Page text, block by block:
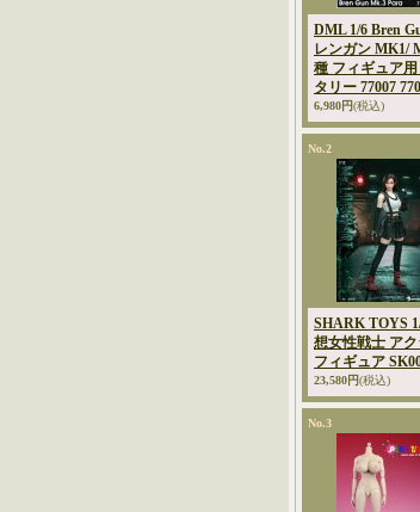
DML 1/6 Bren
レンガン MK1/
種 フィギュア用
タリー 77007
6,980円(税込)
No.2
SHARK TOYS
想女性戦士 ア
フィギュア
23,580円(税込)
No.3